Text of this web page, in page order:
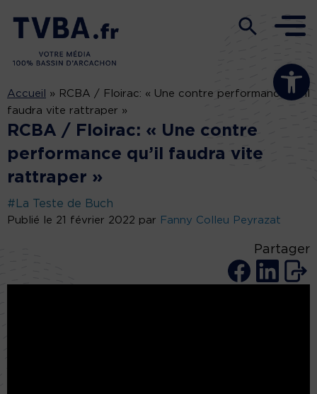
Ouvrir la
Accueil » RCBA / Floirac: « Une contre performance qu’il
faudra vite rattraper »
RCBA / Floirac: « Une contre
performance qu’il faudra vite
rattraper »
#La Teste de Buch
Publié le 21 février 2022 par Fanny Colleu Peyrazat
Partager